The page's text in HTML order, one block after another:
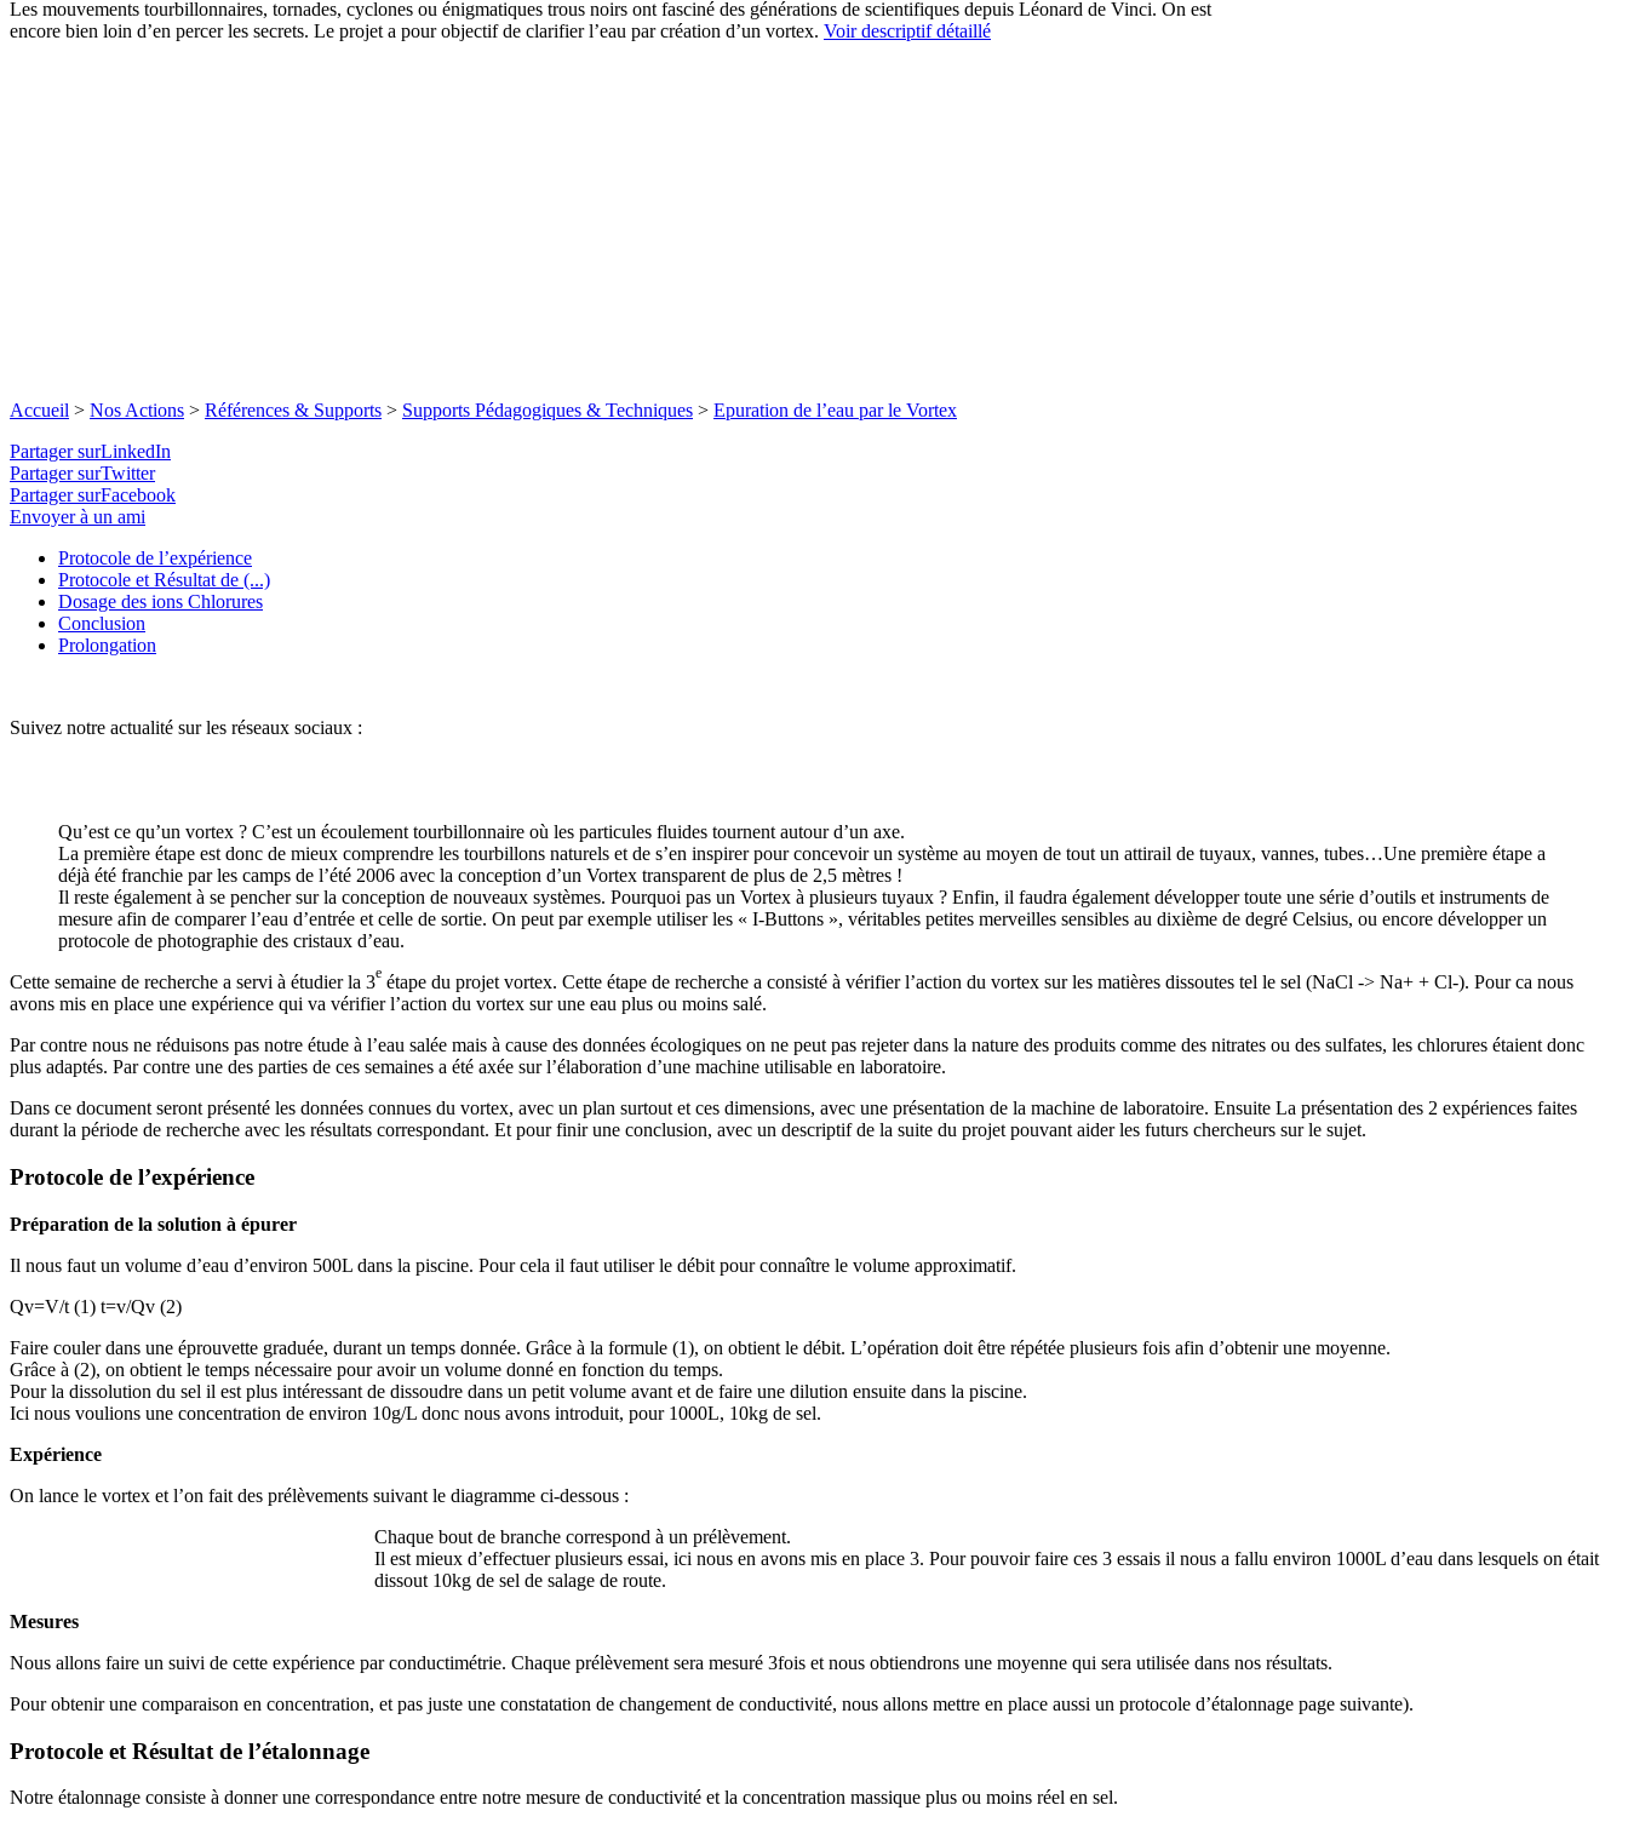
Les mouvements tourbillonnaires, tornades, cyclones ou énigmatiques trous noirs ont fasciné des générations de scientifiques depuis Léonard de Vinci. On est
encore bien loin d’en percer les secrets. Le projet a pour objectif de clarifier l’eau par création d’un vortex. Voir descriptif détaillé
Accueil > Nos Actions > Références & Supports > Supports Pédagogiques & Techniques > Epuration de l’eau par le Vortex
Partager surLinkedIn
Partager surTwitter
Partager surFacebook
Envoyer à un ami
Protocole de l’expérience
Protocole et Résultat de (...)
Dosage des ions Chlorures
Conclusion
Prolongation
Suivez notre actualité sur les réseaux sociaux :
Qu’est ce qu’un vortex ? C’est un écoulement tourbillonnaire où les particules fluides tournent autour d’un axe.
La première étape est donc de mieux comprendre les tourbillons naturels et de s’en inspirer pour concevoir un système au moyen de tout un attirail de tuyaux, vannes, tubes…Une première étape a
déjà été franchie par les camps de l’été 2006 avec la conception d’un Vortex transparent de plus de 2,5 mètres !
Il reste également à se pencher sur la conception de nouveaux systèmes. Pourquoi pas un Vortex à plusieurs tuyaux ? Enfin, il faudra également développer toute une série d’outils et instruments de
mesure afin de comparer l’eau d’entrée et celle de sortie. On peut par exemple utiliser les « I-Buttons », véritables petites merveilles sensibles au dixième de degré Celsius, ou encore développer un
protocole de photographie des cristaux d’eau.
Cette semaine de recherche a servi à étudier la 3e étape du projet vortex. Cette étape de recherche a consisté à vérifier l’action du vortex sur les matières dissoutes tel le sel (NaCl -> Na+ + Cl-). Pour ca nous
avons mis en place une expérience qui va vérifier l’action du vortex sur une eau plus ou moins salé.
Par contre nous ne réduisons pas notre étude à l’eau salée mais à cause des données écologiques on ne peut pas rejeter dans la nature des produits comme des nitrates ou des sulfates, les chlorures étaient donc
plus adaptés. Par contre une des parties de ces semaines a été axée sur l’élaboration d’une machine utilisable en laboratoire.
Dans ce document seront présenté les données connues du vortex, avec un plan surtout et ces dimensions, avec une présentation de la machine de laboratoire. Ensuite La présentation des 2 expériences faites
durant la période de recherche avec les résultats correspondant. Et pour finir une conclusion, avec un descriptif de la suite du projet pouvant aider les futurs chercheurs sur le sujet.
Protocole de l’expérience
Préparation de la solution à épurer
Il nous faut un volume d’eau d’environ 500L dans la piscine. Pour cela il faut utiliser le débit pour connaître le volume approximatif.
Qv=V/t (1) t=v/Qv (2)
Faire couler dans une éprouvette graduée, durant un temps donnée. Grâce à la formule (1), on obtient le débit. L’opération doit être répétée plusieurs fois afin d’obtenir une moyenne.
Grâce à (2), on obtient le temps nécessaire pour avoir un volume donné en fonction du temps.
Pour la dissolution du sel il est plus intéressant de dissoudre dans un petit volume avant et de faire une dilution ensuite dans la piscine.
Ici nous voulions une concentration de environ 10g/L donc nous avons introduit, pour 1000L, 10kg de sel.
Expérience
On lance le vortex et l’on fait des prélèvements suivant le diagramme ci-dessous :
Chaque bout de branche correspond à un prélèvement.
Il est mieux d’effectuer plusieurs essai, ici nous en avons mis en place 3. Pour pouvoir faire ces 3 essais il nous a fallu environ 1000L d’eau dans lesquels on était
dissout 10kg de sel de salage de route.
Mesures
Nous allons faire un suivi de cette expérience par conductimétrie. Chaque prélèvement sera mesuré 3fois et nous obtiendrons une moyenne qui sera utilisée dans nos résultats.
Pour obtenir une comparaison en concentration, et pas juste une constatation de changement de conductivité, nous allons mettre en place aussi un protocole d’étalonnage page suivante).
Protocole et Résultat de l’étalonnage
Notre étalonnage consiste à donner une correspondance entre notre mesure de conductivité et la concentration massique plus ou moins réel en sel.